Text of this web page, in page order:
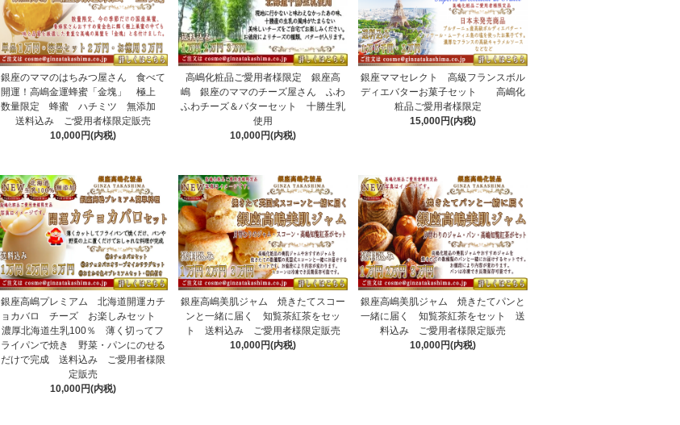
銀座のママのはちみつ屋さん 食べて
開運！高嶋金運蜂蜜「金塊」 極上
数量限定 蜂蜜 ハチミツ 無添加
送料込み ご愛用者様限定販売
10,000円(内税)
高嶋化粧品ご愛用者様限定 銀座高
嶋 銀座のママのチーズ屋さん ふわ
ふわチーズ＆バターセット 十勝生乳
使用
10,000円(内税)
銀座ママセレクト 高級フランスボル
ディエバターお菓子セット 高嶋化
粧品ご愛用者様限定
15,000円(内税)
銀座高嶋プレミアム 北海道開運カチ
ョカバロ チーズ お楽しみセット
濃厚北海道生乳100％ 薄く切ってフ
ライパンで焼き 野菜・パンにのせる
だけで完成 送料込み ご愛用者様限
定販売
10,000円(内税)
銀座高嶋美肌ジャム 焼きたてスコー
ンと一緒に届く 知覧茶紅茶をセッ
ト 送料込み ご愛用者様限定販売
10,000円(内税)
銀座高嶋美肌ジャム 焼きたてパンと
一緒に届く 知覧茶紅茶をセット 送
料込み ご愛用者様限定販売
10,000円(内税)